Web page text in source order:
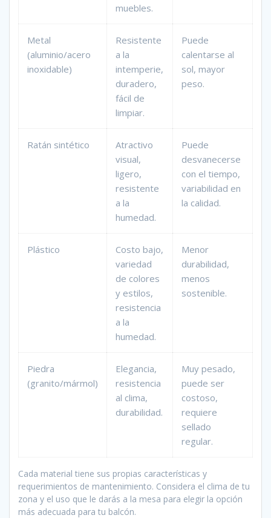
muebles.
Metal
(aluminio/acero
inoxidable)
Resistente
a la
intemperie,
duradero,
fácil de
limpiar.
Puede
calentarse al
sol, mayor
peso.
Ratán sintético
Atractivo
visual,
ligero,
resistente
a la
humedad.
Puede
desvanecerse
con el tiempo,
variabilidad en
la calidad.
Plástico
Costo bajo,
variedad
de colores
y estilos,
resistencia
a la
humedad.
Menor
durabilidad,
menos
sostenible.
Piedra
(granito/mármol)
Elegancia,
resistencia
al clima,
durabilidad.
Muy pesado,
puede ser
costoso,
requiere
sellado
regular.
Cada material tiene sus propias características y
requerimientos de mantenimiento. Considera el clima de tu
zona y el uso que le darás a la mesa para elegir la opción
más adecuada para tu balcón.